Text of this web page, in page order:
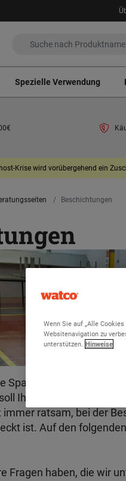
Spezielle Verwendung
Krise wird vorübergehend ein
Beschichtungen
Spanne an Boden- und
Ihnen diese Seite
immer ratsam, bei der
ist. Auf den
Fragen haben, die wir
Wenn Sie auf „Alle
Websitenavigation zu
unterstützen. Hinweise